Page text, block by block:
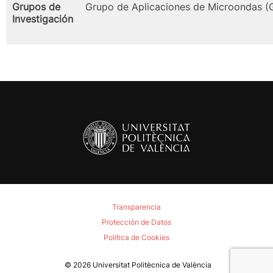
Grupos de
Investigación
Grupo de Aplicaciones de Microondas
Transparencia
Protección de Datos
Política de Cookies
© 2026 Universitat Politècnica de València